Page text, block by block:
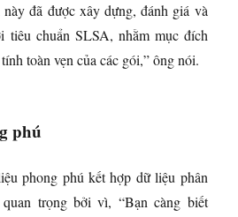
đã được xây dựng, đánh giá và
tiêu chuẩn SLSA, nhằm mục đích
toàn vẹn của các gói,” ông nói.
phú
phong phú kết hợp dữ liệu phân
trọng bởi vì, “Bạn càng biết